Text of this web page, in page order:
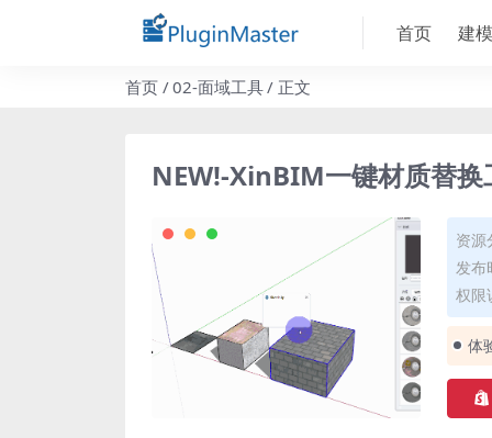
首页 建模
首页 02-面域工具 正文
NEW!-XinBIM一键材质替
资
发布
权限
体